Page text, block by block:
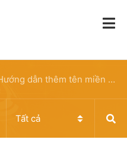
dẫn thêm tên miền vào Zimbra trên Email Server